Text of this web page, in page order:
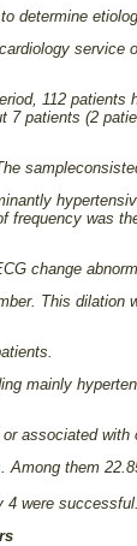
determine
112
7 patients (2
was
change
This
mainly
associated
them
were